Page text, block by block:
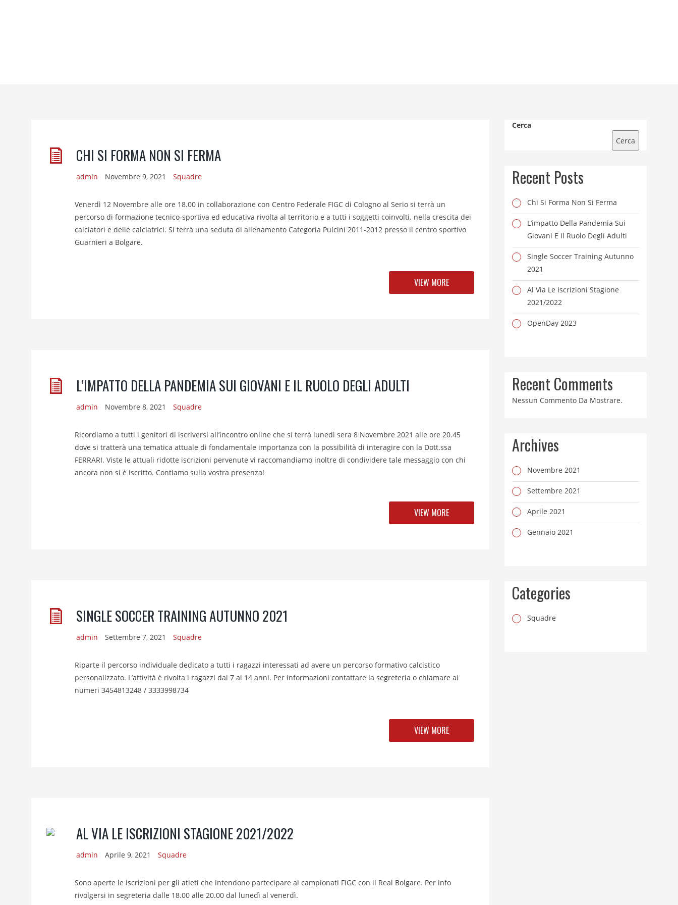
CHI SI FORMA NON SI FERMA
admin Novembre 9, 2021 Squadre
Venerdì 12 Novembre alle ore 18.00 in collaborazione con Centro Federale FIGC di Cologno al Serio si terrà un
percorso di formazione tecnico-sportiva ed educativa rivolta al territorio e a tutti i soggetti coinvolti. nella crescita dei
calciatori e delle calciatrici. Si terrà una seduta di allenamento Categoria Pulcini 2011-2012 presso il centro sportivo
Guarnieri a Bolgare.
VIEW MORE
L’IMPATTO DELLA PANDEMIA SUI GIOVANI E IL RUOLO DEGLI ADULTI
admin Novembre 8, 2021 Squadre
Ricordiamo a tutti i genitori di iscriversi all’incontro online che si terrà lunedì sera 8 Novembre 2021 alle ore 20.45
dove si tratterà una tematica attuale di fondamentale importanza con la possibilità di interagire con la Dott.ssa
FERRARI. Viste le attuali ridotte iscrizioni pervenute vi raccomandiamo inoltre di condividere tale messaggio con chi
ancora non si è iscritto. Contiamo sulla vostra presenza!
VIEW MORE
SINGLE SOCCER TRAINING AUTUNNO 2021
admin Settembre 7, 2021 Squadre
Riparte il percorso individuale dedicato a tutti i ragazzi interessati ad avere un percorso formativo calcistico
personalizzato. L’attività è rivolta i ragazzi dai 7 ai 14 anni. Per informazioni contattare la segreteria o chiamare ai
numeri 3454813248 / 3333998734
VIEW MORE
AL VIA LE ISCRIZIONI STAGIONE 2021/2022
admin Aprile 9, 2021 Squadre
Sono aperte le iscrizioni per gli atleti che intendono partecipare ai campionati FIGC con il Real Bolgare. Per info
rivolgersi in segreteria dalle 18.00 alle 20.00 dal lunedì al venerdì.
Cerca
Cerca
Recent Posts
Chi Si Forma Non Si Ferma
L’impatto Della Pandemia Sui
Giovani E Il Ruolo Degli Adulti
Single Soccer Training Autunno
2021
Al Via Le Iscrizioni Stagione
2021/2022
OpenDay 2023
Recent Comments
Nessun Commento Da Mostrare.
Archives
Novembre 2021
Settembre 2021
Aprile 2021
Gennaio 2021
Categories
Squadre